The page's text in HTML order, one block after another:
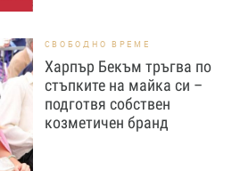
СВОБОДНО ВРЕМЕ
Харпър Бекъм тръгва по
стъпките на майка си –
подготвя собствен
козметичен бранд